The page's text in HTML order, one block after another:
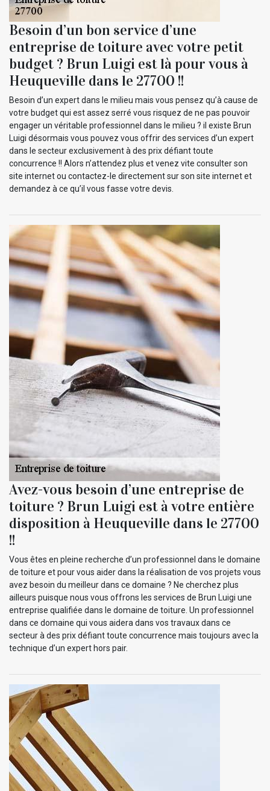
Besoin d’un bon service d’une
entreprise de toiture avec votre petit
budget ? Brun Luigi est là pour vous à
Heuqueville dans le 27700 !!
Besoin d’un expert dans le milieu mais vous pensez qu’à cause de
votre budget qui est assez serré vous risquez de ne pas pouvoir
engager un véritable professionnel dans le milieu ? il existe Brun
Luigi désormais vous pouvez vous offrir des services d’un expert
dans le secteur exclusivement à des prix défiant toute
concurrence !! Alors n’attendez plus et venez vite consulter son
site internet ou contactez-le directement sur son site internet et
demandez à ce qu’il vous fasse votre devis.
Avez-vous besoin d’une entreprise de
toiture ? Brun Luigi est à votre entière
disposition à Heuqueville dans le 27700
!!
Vous êtes en pleine recherche d’un professionnel dans le domaine
de toiture et pour vous aider dans la réalisation de vos projets vous
avez besoin du meilleur dans ce domaine ? Ne cherchez plus
ailleurs puisque nous vous offrons les services de Brun Luigi une
entreprise qualifiée dans le domaine de toiture. Un professionnel
dans ce domaine qui vous aidera dans vos travaux dans ce
secteur à des prix défiant toute concurrence mais toujours avec la
technique d’un expert hors pair.